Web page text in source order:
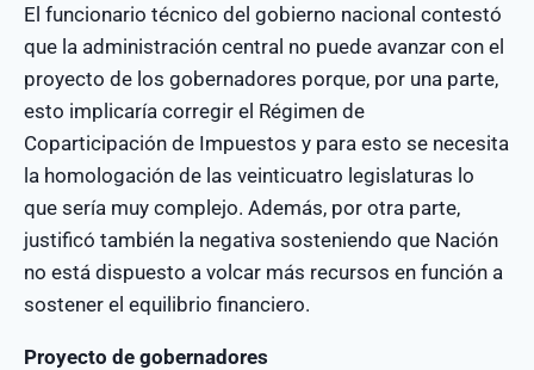
El funcionario técnico del gobierno nacional contestó
que la administración central no puede avanzar con el
proyecto de los gobernadores porque, por una parte,
esto implicaría corregir el Régimen de
Coparticipación de Impuestos y para esto se necesita
la homologación de las veinticuatro legislaturas lo
que sería muy complejo. Además, por otra parte,
justificó también la negativa sosteniendo que Nación
no está dispuesto a volcar más recursos en función a
sostener el equilibrio financiero.
Proyecto de gobernadores